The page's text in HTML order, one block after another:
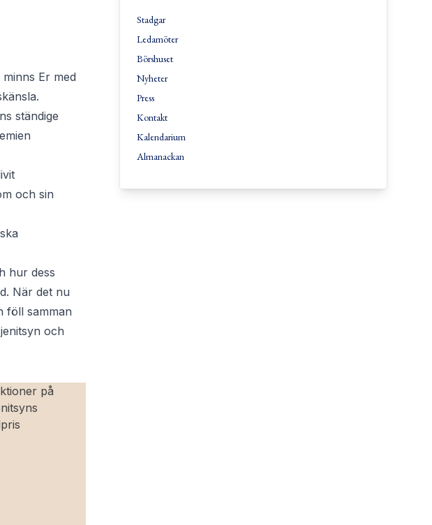
Er med
ständige
och sin
hur dess
När det nu
föll samman
och
Stadgar
Ledamöter
Börshuset
Nyheter
Press
Kontakt
Kalendarium
Almanackan